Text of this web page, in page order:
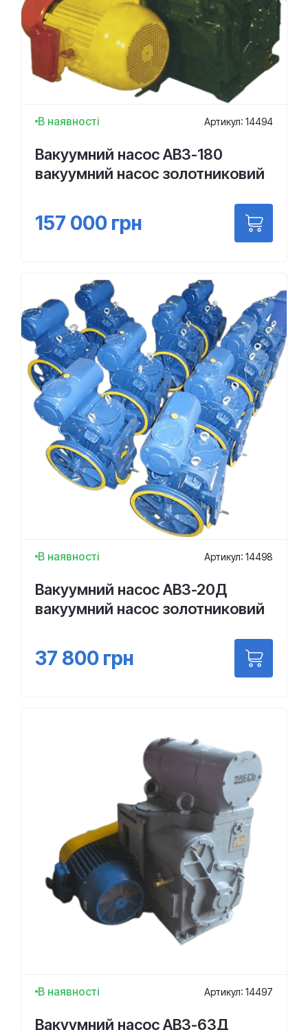
В наявності Артикул: 14494
Вакуумний насос АВЗ-180
вакуумний насос золотниковий
157 000 грн
В наявності Артикул: 14498
Вакуумний насос АВЗ-20Д
вакуумний насос золотниковий
37 800 грн
В наявності Артикул: 14497
Вакуумний насос АВЗ-63Д